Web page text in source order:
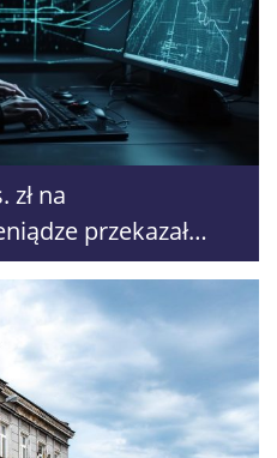
zł na
przekazał